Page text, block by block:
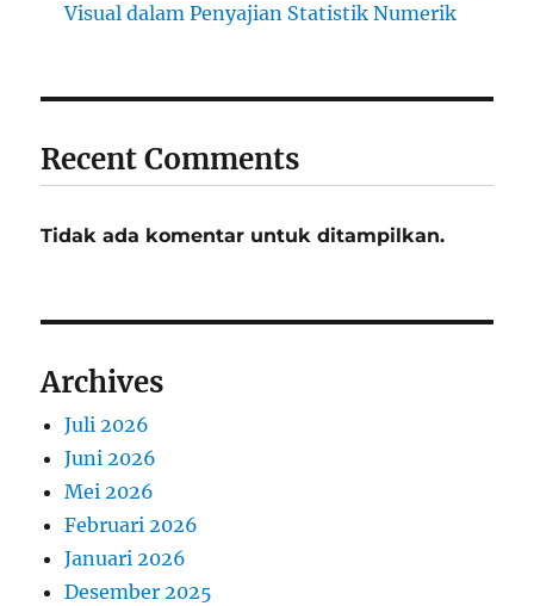
Visual dalam Penyajian Statistik Numerik
Recent Comments
Tidak ada komentar untuk ditampilkan.
Archives
Juli 2026
Juni 2026
Mei 2026
Februari 2026
Januari 2026
Desember 2025